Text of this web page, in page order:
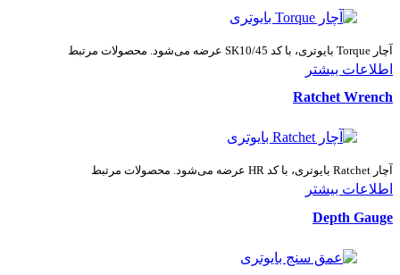
آچار Torque بایوتری، با کد SK10/45 عرضه می‌شود. محصولات مرتبط
اطلاعات بیشتر
Ratchet Wrench
آچار Ratchet بایوتری، با کد HR عرضه می‌شود. محصولات مرتبط
اطلاعات بیشتر
Depth Gauge